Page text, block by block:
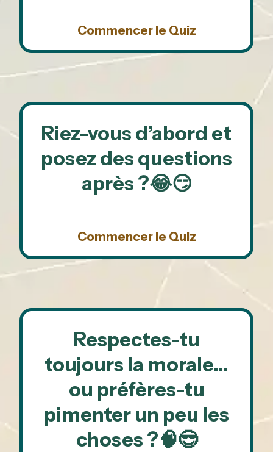
Commencer le Quiz
Riez-vous d’abord et
posez des questions
après ?😂😏
Commencer le Quiz
Respectes-tu
toujours la morale…
ou préfères-tu
pimenter un peu les
choses ?🧠😎